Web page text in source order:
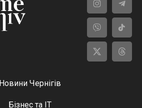
Новини Чернігів
Бізнес та ІТ